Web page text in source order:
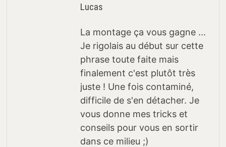
Lucas
La montage ça vous gagne ...
Je rigolais au début sur cette
phrase toute faite mais
finalement c'est plutôt très
juste ! Une fois contaminé,
difficile de s'en détacher. Je
vous donne mes tricks et
conseils pour vous en sortir
dans ce milieu ;)